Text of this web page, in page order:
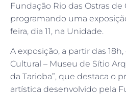
Fundação Rio das Ostras de
programando uma
feira, dia 11, na Unidade.
A exposição, a partir das
Cultural – Museu de Sítio
da Tarioba”, que destaca o
artística desenvolvido pela